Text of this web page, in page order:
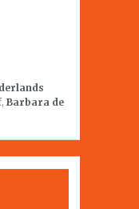
, Barbara de